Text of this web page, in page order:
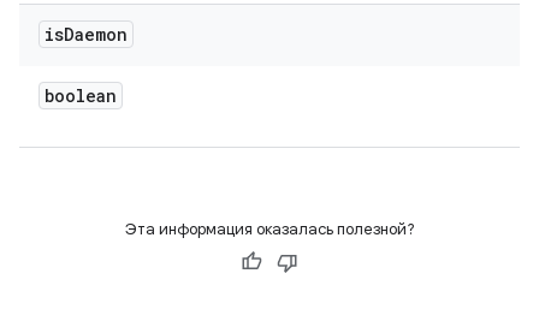
isDaemon
boolean
Эта информация оказалась полезной?